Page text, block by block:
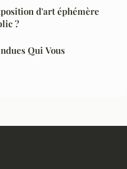
d'art éphémère
?
Qui Vous